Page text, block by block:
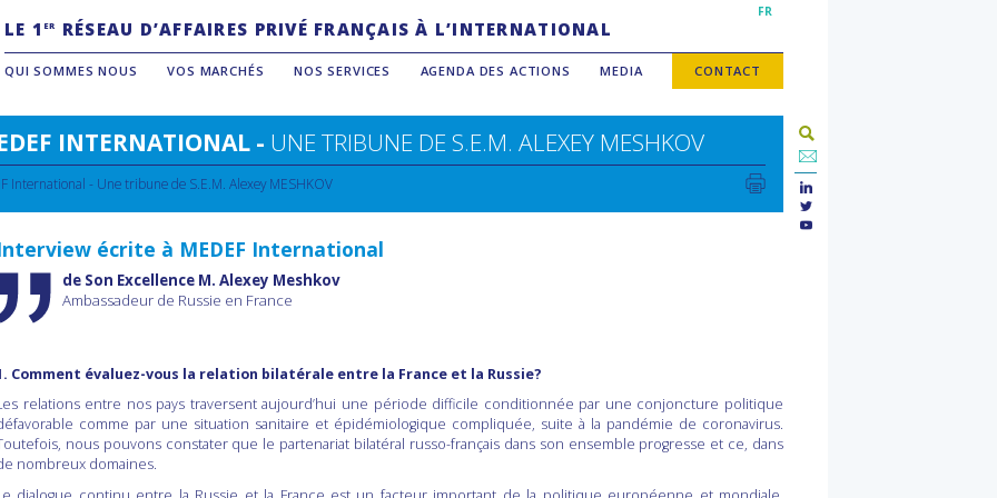
FR
LE 1 ER RÉSEAU D’AFFAIRES PRIVÉ FRANÇAIS À L’INTERNATIONAL
QUI SOMMES NOUS VOS MARCHÉS NOS SERVICES AGENDA DES ACTIONS MEDIA CONTACT
INTERNATIONAL - UNE TRIBUNE DE S.E.M. ALEXEY MESHKOV
International - Une tribune de S.E.M. Alexey MESHKOV
écrite à MEDEF International
de Son Excellence M. Alexey Meshkov
Ambassadeur de Russie en France
Comment évaluez-vous la relation bilatérale entre la France et la Russie?
relations entre nos pays traversent aujourd’hui une période difficile conditionnée par une conjoncture politique
comme par une situation sanitaire et épidémiologique compliquée, suite à la pandémie de coronavirus.
nous pouvons constater que le partenariat bilatéral russo-français dans son ensemble progresse et ce, dans
nombreux domaines.